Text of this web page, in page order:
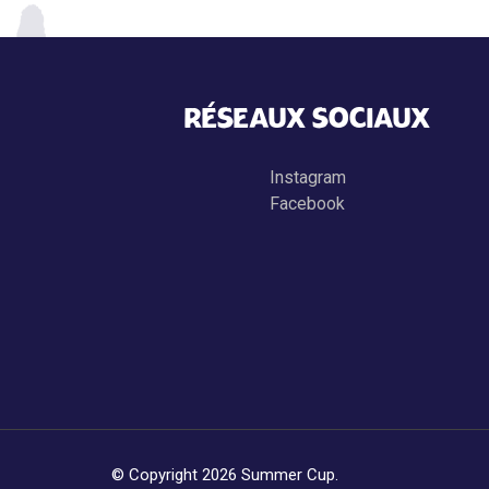
RÉSEAUX SOCIAUX
Instagram
Facebook
© Copyright 2026 Summer Cup.